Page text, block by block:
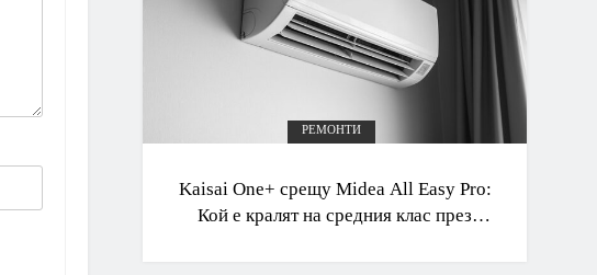
РЕМОНТИ
Kaisai One+ срещу Midea All Easy Pro:
Кой е кралят на средния клас през